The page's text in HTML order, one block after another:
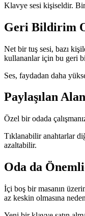
Klavye sesi kişiseldir.
Geri Bildirim
Net bir tuş sesi, bazı
kullananlar için bu geri
Ses, faydadan daha
Paylaşılan
Özel bir odada
Tıklanabilir anahtarlar
azaltabilir.
Oda da
İçi boş bir masanın
az keskin olmasına